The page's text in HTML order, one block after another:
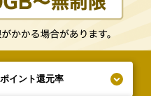
ポイント還元率